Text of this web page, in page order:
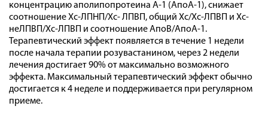
концентрацию аполипопротеина А-1 (АпоА-1), снижает
соотношение Хс-ЛПНП/Хс- ЛПВП, общий Хс/Хс-ЛПВП и Хс-
неЛПВП/Хс-ЛПВП и соотношение АпоВ/АпоА-1.
Терапевтический эффект появляется в течение 1 недели
после начала терапии розувастанином, через 2 недели
лечения достигает 90% от максимально возможного
эффекта. Максимальный терапевтический эффект обычно
достигается к 4 неделе и поддерживается при регулярном
приеме.